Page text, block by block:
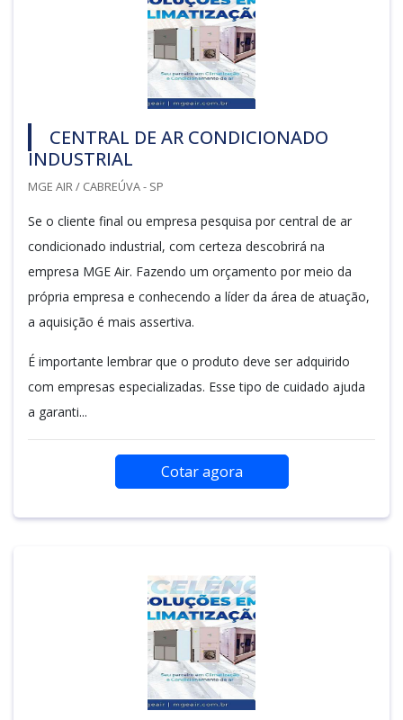
CENTRAL DE AR CONDICIONADO
INDUSTRIAL
MGE AIR / CABREÚVA - SP
Se o cliente final ou empresa pesquisa por central de ar
condicionado industrial, com certeza descobrirá na
empresa MGE Air. Fazendo um orçamento por meio da
própria empresa e conhecendo a líder da área de atuação,
a aquisição é mais assertiva.
É importante lembrar que o produto deve ser adquirido
com empresas especializadas. Esse tipo de cuidado ajuda
a garanti...
Cotar agora